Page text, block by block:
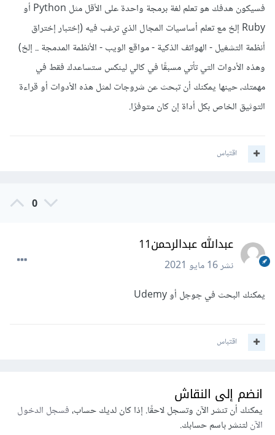
فسيكون هدفك هو تعلم لغة برمجة واحدة على الأقل مثل Python أو
Ruby إلخ مع تعلم أساسيات المجال الذي ترغب فيه (إختبار إختراق
أنظمة التشغيل - الهواتف الذكية - مواقع الويب - الأنظمة المدمجة .. إلخ)
وهذه الأدوات التي تأتي مسبقًا في كالي لينكس ستساعدك فقط في
مهمتك، حينها يمكنك أن تبحث عن شروجات لمثل هذه الأدوات أو قراءة
التوثيق الخاص بكل أداة إن كان متوفرًا.
اقتباس
0
عبدالله عبدالرحمن11
نشر16 مايو 2021
يمكنك البحث في جوجل أو Udemy
اقتباس
انضم إلى النقاش
يمكنك أن تنشر الآن وتسجل لاحقًا. إذا كان لديك حساب،فسجل الدخول
الآنلتنشر باسم حسابك.